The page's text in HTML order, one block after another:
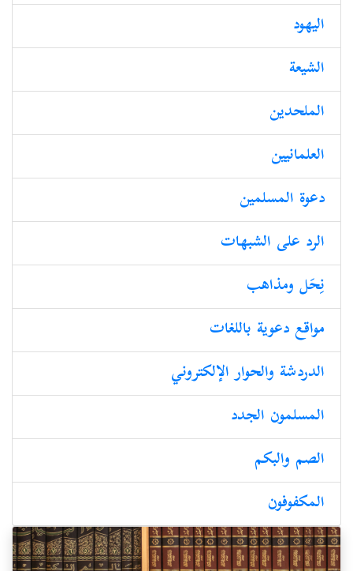
الیھود
الشيعة
الملحدین
العلمانیین
دعوة المسلمين
الرد على الشبهات
نِحَل ومذاهب
مواقع دعوية باللغات
الدردشة والحوار الإلكتروني
المسلمون الجدد
الصم والبكم
المكفوفون